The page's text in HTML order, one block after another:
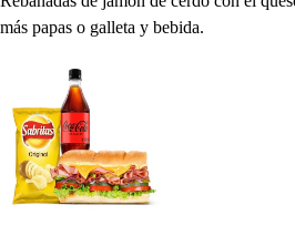
más papas o galleta y bebida.